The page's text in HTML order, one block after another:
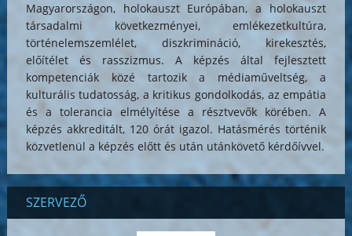
Magyarországon, holokauszt Európában, a holokauszt
társadalmi következményei, emlékezetkultúra,
történelemszemlélet, diszkrimináció, kirekesztés,
előítélet és rasszizmus. A képzés által fejlesztett
kompetenciák közé tartozik a médiaműveltség, a
kulturális tudatosság, a kritikus gondolkodás, az empátia
és a tolerancia elmélyítése a résztvevők körében. A
képzés akkreditált, 120 órát igazol. Hatásmérés történik
közvetlenül a képzés előtt és után utánkövető kérdőívvel.
SZERVEZŐ